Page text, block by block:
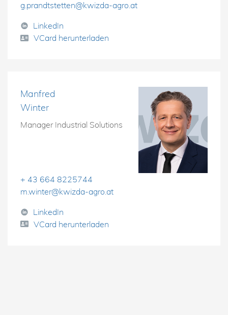
g.prandtstetten@kwizda-agro.at
LinkedIn
VCard herunterladen
Manfred
Winter
Manager Industrial Solutions
+ 43 664 8225744
m.winter@kwizda-agro.at
LinkedIn
VCard herunterladen